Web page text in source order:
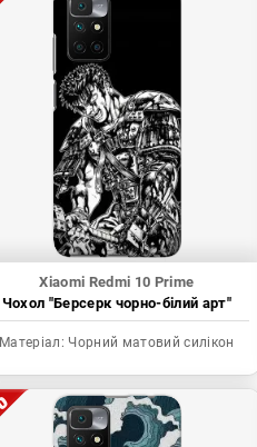
Xiaomi Redmi 10 Prime
Чохол "Берсерк чорно-білий арт"
Матеріал: Чорний матовий силікон